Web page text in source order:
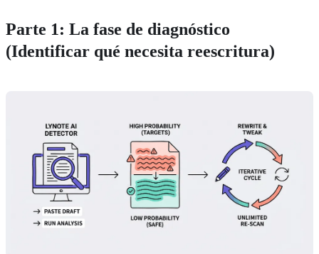
Parte 1: La fase de diagnóstico
(Identificar qué necesita reescritura)